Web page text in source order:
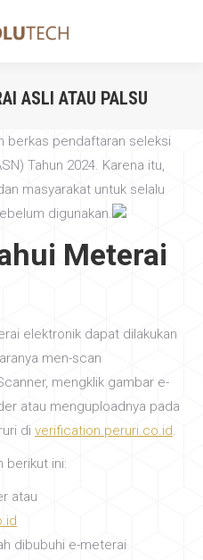
ASLI ATAU PALSU
berkas pendaftaran seleksi
Tahun 2024. Karena itu,
masyarakat untuk selalu
digunakan.
Meterai
elektronik dapat dilakukan
men-scan
mengklik gambar e-
atau menguploadnya pada
di verification.peruri.co.id.
berikut ini:
atau
dibubuhi e-meterai